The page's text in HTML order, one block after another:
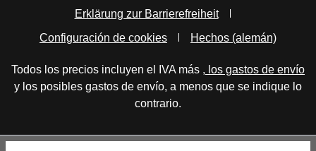
Erklärung zur Barrierefreiheit
Configuración de cookies
Hechos (alemán)
Todos los precios incluyen el IVA más , los gastos de envío
y los posibles gastos de envío, a menos que se indique lo
contrario.